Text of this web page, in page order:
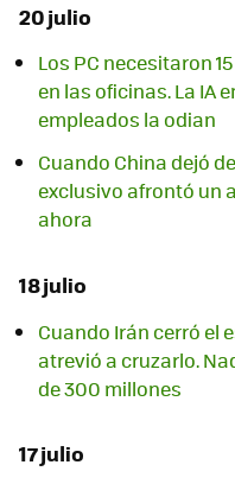
20 julio
Los PC necesitaron
en las oficinas. La IA
empleados la odian
Cuando China dejó
exclusivo afrontó un
ahora
18 julio
Cuando Irán cerró el
atrevió a cruzarlo.
de 300 millones
17 julio